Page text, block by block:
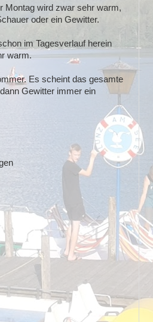
Montag wird zwar sehr warm,
oder ein Gewitter.
im Tagesverlauf herein
warm.
Es scheint das gesamte
Gewitter immer ein